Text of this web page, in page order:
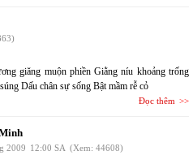
giăng muộn phiền Giằng níu khoảng trống
Dấu chân sự sống Bật mầm rễ cỏ
Đọc thêm
2009 12:00 SA (Xem: 44608)